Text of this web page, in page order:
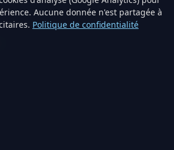
Aucune donnée n'est partagée à
Politique de confidentialité